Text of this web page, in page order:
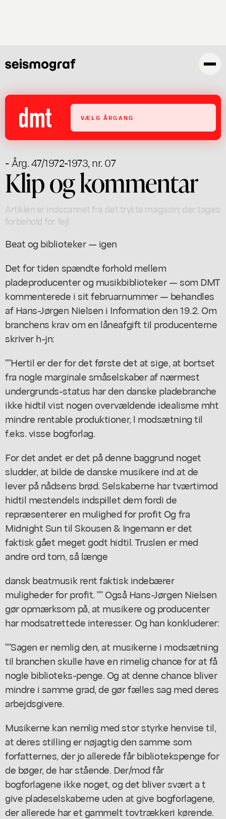
VÆLG ÅRGANG
- Årg. 47/1972-1973, nr. 07
Klip og kommentar
Artiklen er indscannet fra det trykte magasin; der tages
forbehold for fejl
Beat og biblioteker — igen
Det for tiden spændte forhold mellem
pladeproducenter og musikbiblioteker — som DMT
kommenterede i sit februarnummer — behandles
af Hans-Jørgen Nielsen i Information den 19.2. Om
branchens krav om en låneafgift til producenterne
skriver h-jn:
""Hertil er der for det første det at sige, at bortset
fra nogle marginale småselskaber af nærmest
undergrunds-status har den danske pladebranche
ikke hidtil vist nogen overvældende idealisme mht
mindre rentable produktioner, l modsætning til
f.eks. visse bogforlag.
For det andet er det på denne baggrund noget
sludder, at bilde de danske musikere ind at de
lever på nådsens brød. Selskaberne har tværtimod
hidtil mestendels indspillet dem fordi de
repræsenterer en mulighed for profit Og fra
Midnight Sun til Skousen & Ingemann er det
faktisk gået meget godt hidtil. Truslen er med
andre ord tom, så længe
dansk beatmusik rent faktisk indebærer
muligheder for profit. "" Også Hans-Jørgen Nielsen
gør opmærksom på, at musikere og producenter
har modsatrettede interesser. Og han konkluderer:
""Sagen er nemlig den, at musikerne i modsætning
til branchen skulle have en rimelig chance for at få
nogle biblioteks-penge. Og at denne chance bliver
mindre i samme grad, de gør fælles sag med deres
arbejdsgivere.
Musikerne kan nemlig med stor styrke henvise til,
at deres stilling er nøjagtig den samme som
forfatternes, der jo allerede får bibliotekspenge for
de bøger, de har stående. Der/mod får
bogforlagene ikke noget, og det bliver svært a t
give pladeselskaberne uden at give bogforlagene,
der allerede har et gammelt tovtrækkeri kørende.